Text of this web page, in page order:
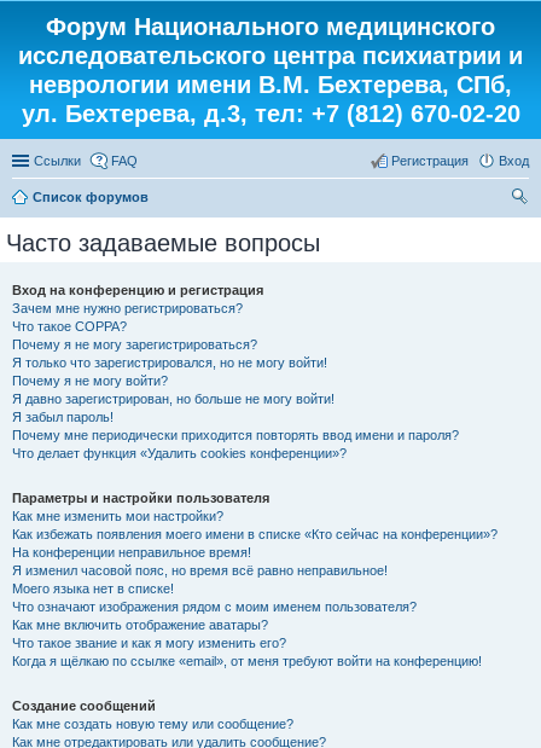
Форум Национального медицинского
исследовательского центра психиатрии и
неврологии имени В.М. Бехтерева, СПб,
ул. Бехтерева, д.3, тел: +7 (812) 670-02-20
Ссылки FAQ Вход
Регистрация
Список форумов
Часто задаваемые вопросы
Вход на конференцию и регистрация
Зачем мне нужно регистрироваться?
Что такое COPPA?
Почему я не могу зарегистрироваться?
Я только что зарегистрировался, но не могу войти!
Почему я не могу войти?
Я давно зарегистрирован, но больше не могу войти!
Я забыл пароль!
Почему мне периодически приходится повторять ввод имени и пароля?
Что делает функция «Удалить cookies конференции»?
Параметры и настройки пользователя
Как мне изменить мои настройки?
Как избежать появления моего имени в списке «Кто сейчас на конференции»?
На конференции неправильное время!
Я изменил часовой пояс, но время всё равно неправильное!
Моего языка нет в списке!
Что означают изображения рядом с моим именем пользователя?
Как мне включить отображение аватары?
Что такое звание и как я могу изменить его?
Когда я щёлкаю по ссылке «email», от меня требуют войти на конференцию!
Создание сообщений
Как мне создать новую тему или сообщение?
Как мне отредактировать или удалить сообщение?